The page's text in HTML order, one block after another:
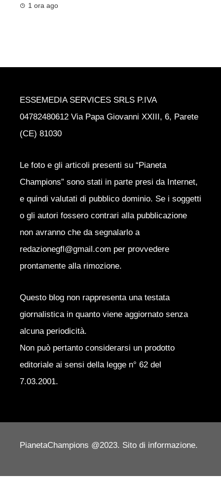
1 ora ago
ESSEMEDIA SERVICES SRLS P.IVA
04782480612 Via Papa Giovanni XXIII, 6, Parete
(CE) 81030
Le foto e gli articoli presenti su “Pianeta
Champions” sono stati in parte presi da Internet,
e quindi valutati di pubblico dominio. Se i soggetti
o gli autori fossero contrari alla pubblicazione
non avranno che da segnalarlo a
redazionegfl@gmail.com per provvedere
prontamente alla rimozione.
Questo blog non rappresenta una testata
giornalistica in quanto viene aggiornato senza
alcuna periodicità.
Non può pertanto considerarsi un prodotto
editoriale ai sensi della legge n° 62 del
7.03.2001.
PianetaChampions @2023. Sito di informazione.